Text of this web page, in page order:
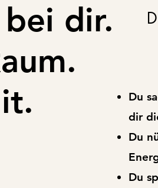
bei dir.
Du
dir
Du
Du